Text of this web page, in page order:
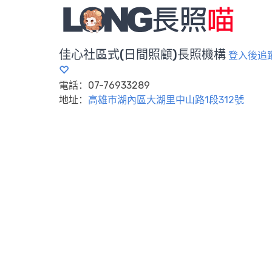
佳心社區式(日間照顧)長照機構 登入後追
電話：07-76933289
地址： 高雄市湖內區大湖里中山路1段312號